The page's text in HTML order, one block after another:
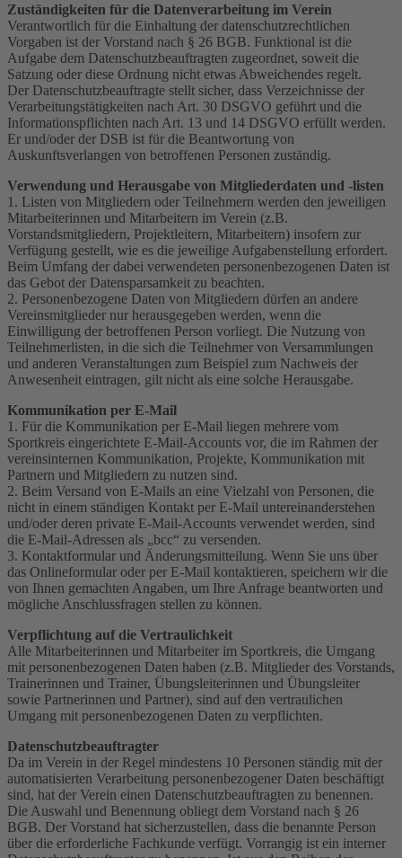
Zuständigkeiten für die Datenverarbeitung im Verein
Verantwortlich für die Einhaltung der datenschutzrechtlichen
Vorgaben ist der Vorstand nach § 26 BGB. Funktional ist die
Aufgabe dem Datenschutzbeauftragten zugeordnet, soweit die
Satzung oder diese Ordnung nicht etwas Abweichendes regelt.
Der Datenschutzbeauftragte stellt sicher, dass Verzeichnisse der
Verarbeitungstätigkeiten nach Art. 30 DSGVO geführt und die
Informationspflichten nach Art. 13 und 14 DSGVO erfüllt werden.
Er und/oder der DSB ist für die Beantwortung von
Auskunftsverlangen von betroffenen Personen zuständig.
Verwendung und Herausgabe von Mitgliederdaten und -listen
1. Listen von Mitgliedern oder Teilnehmern werden den jeweiligen
Mitarbeiterinnen und Mitarbeitern im Verein (z.B.
Vorstandsmitgliedern, Projektleitern, Mitarbeitern) insofern zur
Verfügung gestellt, wie es die jeweilige Aufgabenstellung erfordert.
Beim Umfang der dabei verwendeten personenbezogenen Daten ist
das Gebot der Datensparsamkeit zu beachten.
2. Personenbezogene Daten von Mitgliedern dürfen an andere
Vereinsmitglieder nur herausgegeben werden, wenn die
Einwilligung der betroffenen Person vorliegt. Die Nutzung von
Teilnehmerlisten, in die sich die Teilnehmer von Versammlungen
und anderen Veranstaltungen zum Beispiel zum Nachweis der
Anwesenheit eintragen, gilt nicht als eine solche Herausgabe.
Kommunikation per E-Mail
1. Für die Kommunikation per E-Mail liegen mehrere vom
Sportkreis eingerichtete E-Mail-Accounts vor, die im Rahmen der
vereinsinternen Kommunikation, Projekte, Kommunikation mit
Partnern und Mitgliedern zu nutzen sind.
2. Beim Versand von E-Mails an eine Vielzahl von Personen, die
nicht in einem ständigen Kontakt per E-Mail untereinanderstehen
und/oder deren private E-Mail-Accounts verwendet werden, sind
die E-Mail-Adressen als „bcc“ zu versenden.
3. Kontaktformular und Änderungsmitteilung. Wenn Sie uns über
das Onlineformular oder per E-Mail kontaktieren, speichern wir die
von Ihnen gemachten Angaben, um Ihre Anfrage beantworten und
mögliche Anschlussfragen stellen zu können.
Verpflichtung auf die Vertraulichkeit
Alle Mitarbeiterinnen und Mitarbeiter im Sportkreis, die Umgang
mit personenbezogenen Daten haben (z.B. Mitglieder des Vorstands,
Trainerinnen und Trainer, Übungsleiterinnen und Übungsleiter
sowie Partnerinnen und Partner), sind auf den vertraulichen
Umgang mit personenbezogenen Daten zu verpflichten.
Datenschutzbeauftragter
Da im Verein in der Regel mindestens 10 Personen ständig mit der
automatisierten Verarbeitung personenbezogener Daten beschäftigt
sind, hat der Verein einen Datenschutzbeauftragten zu benennen.
Die Auswahl und Benennung obliegt dem Vorstand nach § 26
BGB. Der Vorstand hat sicherzustellen, dass die benannte Person
über die erforderliche Fachkunde verfügt. Vorrangig ist ein interner